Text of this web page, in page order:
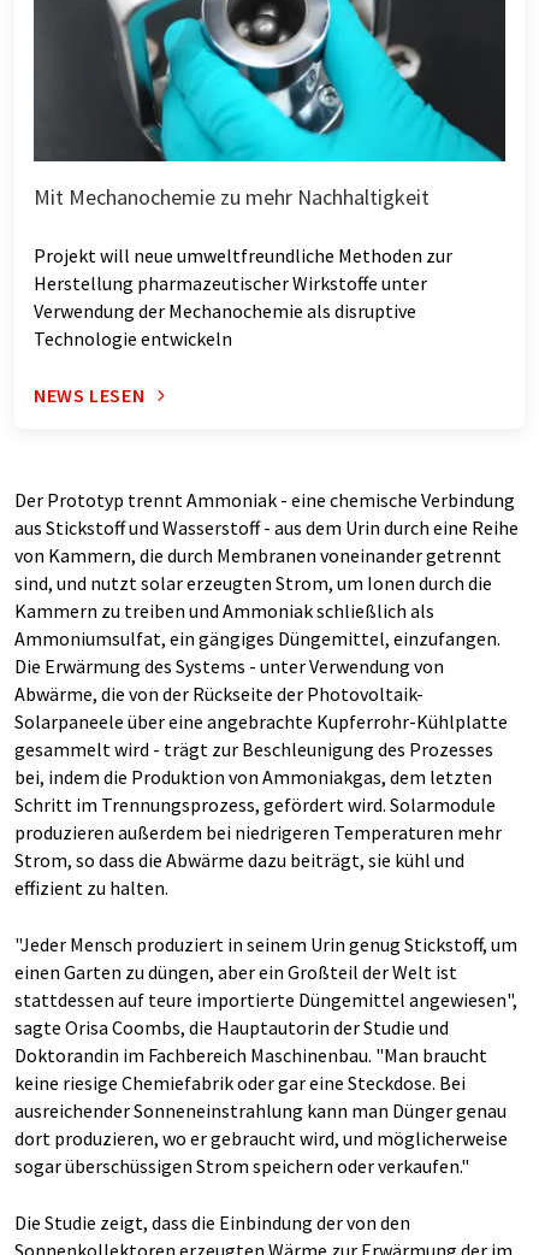
Mit Mechanochemie zu mehr Nachhaltigkeit
Projekt will neue umweltfreundliche Methoden zur
Herstellung pharmazeutischer Wirkstoffe unter
Verwendung der Mechanochemie als disruptive
Technologie entwickeln
NEWS LESEN
Der Prototyp trennt Ammoniak - eine chemische Verbindung
aus Stickstoff und Wasserstoff - aus dem Urin durch eine Reihe
von Kammern, die durch Membranen voneinander getrennt
sind, und nutzt solar erzeugten Strom, um Ionen durch die
Kammern zu treiben und Ammoniak schließlich als
Ammoniumsulfat, ein gängiges Düngemittel, einzufangen.
Die Erwärmung des Systems - unter Verwendung von
Abwärme, die von der Rückseite der Photovoltaik-
Solarpaneele über eine angebrachte Kupferrohr-Kühlplatte
gesammelt wird - trägt zur Beschleunigung des Prozesses
bei, indem die Produktion von Ammoniakgas, dem letzten
Schritt im Trennungsprozess, gefördert wird. Solarmodule
produzieren außerdem bei niedrigeren Temperaturen mehr
Strom, so dass die Abwärme dazu beiträgt, sie kühl und
effizient zu halten.
"Jeder Mensch produziert in seinem Urin genug Stickstoff, um
einen Garten zu düngen, aber ein Großteil der Welt ist
stattdessen auf teure importierte Düngemittel angewiesen",
sagte Orisa Coombs, die Hauptautorin der Studie und
Doktorandin im Fachbereich Maschinenbau. "Man braucht
keine riesige Chemiefabrik oder gar eine Steckdose. Bei
ausreichender Sonneneinstrahlung kann man Dünger genau
dort produzieren, wo er gebraucht wird, und möglicherweise
sogar überschüssigen Strom speichern oder verkaufen."
Die Studie zeigt, dass die Einbindung der von den